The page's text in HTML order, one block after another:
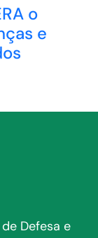
o
e
Defesa e